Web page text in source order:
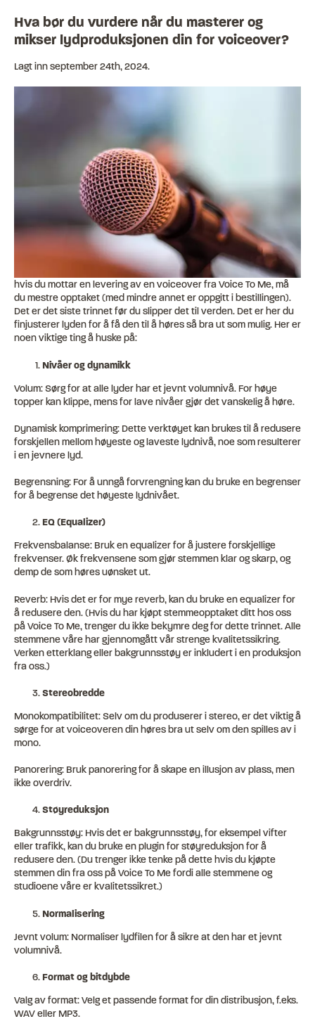
Hva bør du vurdere når du masterer og
mikser lydproduksjonen din for voiceover?
Lagt innseptember 24th, 2024.
hvis du mottar en levering av en voiceover fra Voice To Me, må
du mestre opptaket (med mindre annet er oppgitt i bestillingen).
Det er det siste trinnet før du slipper det til verden. Det er her du
finjusterer lyden for å få den til å høres så bra ut som mulig. Her er
noen viktige ting å huske på:
Nivåer og dynamikk
Volum: Sørg for at alle lyder har et jevnt volumnivå. For høye
topper kan klippe, mens for lave nivåer gjør det vanskelig å høre.
Dynamisk komprimering: Dette verktøyet kan brukes til å redusere
forskjellen mellom høyeste og laveste lydnivå, noe som resulterer
i en jevnere lyd.
Begrensning: For å unngå forvrengning kan du bruke en begrenser
for å begrense det høyeste lydnivået.
EQ (Equalizer)
Frekvensbalanse: Bruk en equalizer for å justere forskjellige
frekvenser. Øk frekvensene som gjør stemmen klar og skarp, og
demp de som høres uønsket ut.
Reverb: Hvis det er for mye reverb, kan du bruke en equalizer for
å redusere den. (Hvis du har kjøpt stemmeopptaket ditt hos oss
på Voice To Me, trenger du ikke bekymre deg for dette trinnet. Alle
stemmene våre har gjennomgått vår strenge kvalitetssikring.
Verken etterklang eller bakgrunnsstøy er inkludert i en produksjon
fra oss.)
Stereobredde
Monokompatibilitet: Selv om du produserer i stereo, er det viktig å
sørge for at voiceoveren din høres bra ut selv om den spilles av i
mono.
Panorering: Bruk panorering for å skape en illusjon av plass, men
ikke overdriv.
Støyreduksjon
Bakgrunnsstøy: Hvis det er bakgrunnsstøy, for eksempel vifter
eller trafikk, kan du bruke en plugin for støyreduksjon for å
redusere den. (Du trenger ikke tenke på dette hvis du kjøpte
stemmen din fra oss på Voice To Me fordi alle stemmene og
studioene våre er kvalitetssikret.)
Normalisering
Jevnt volum: Normaliser lydfilen for å sikre at den har et jevnt
volumnivå.
Format og bitdybde
Valg av format: Velg et passende format for din distribusjon, f.eks.
WAV eller MP3.